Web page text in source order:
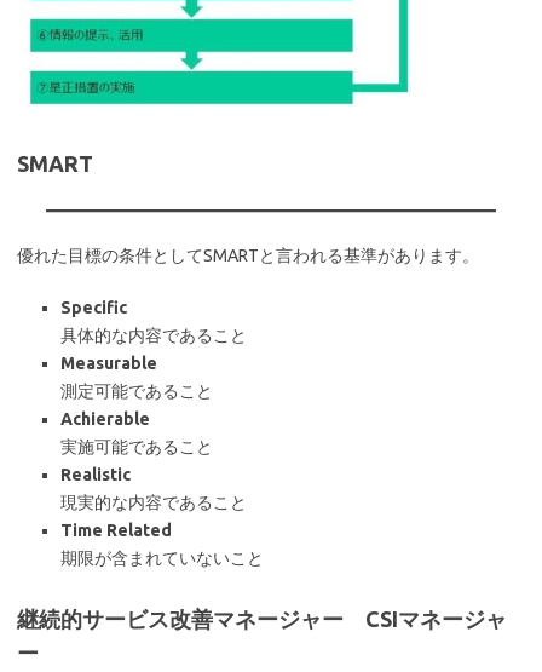
SMART
優れた目標の条件としてSMARTと言われる基準があります。
Specific
具体的な内容であること
Measurable
測定可能であること
Achierable
実施可能であること
Realistic
現実的な内容であること
Time Related
期限が含まれていないこと
継続的サービス改善マネージャー CSIマネージャ
ー